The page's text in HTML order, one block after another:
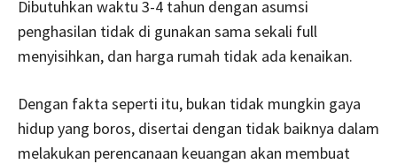
Dibutuhkan waktu 3-4 tahun dengan asumsi
penghasilan tidak di gunakan sama sekali full
menyisihkan, dan harga rumah tidak ada kenaikan.
Dengan fakta seperti itu, bukan tidak mungkin gaya
hidup yang boros, disertai dengan tidak baiknya dalam
melakukan perencanaan keuangan akan membuat